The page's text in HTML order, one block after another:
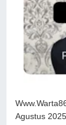
Agustus 2025